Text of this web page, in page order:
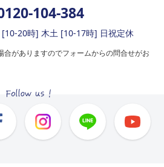
104-384
20時] 木土 [10-17時] 日祝定休
がありますのでフォームからの問合せがお